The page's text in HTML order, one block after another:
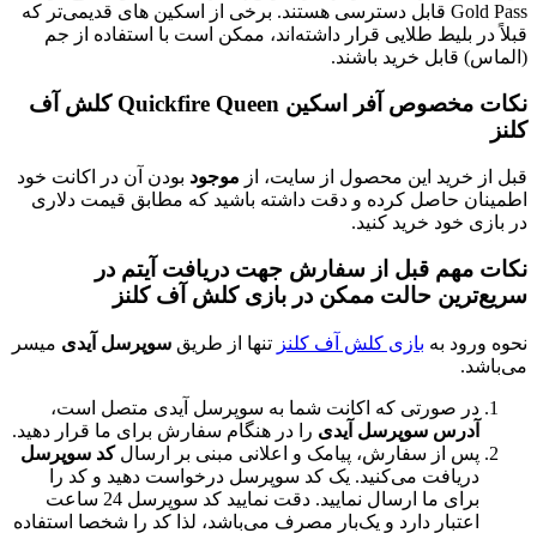
Gold Pass قابل دسترسی هستند. برخی از اسکین های قدیمی‌تر که
طلایی قرار داشته‌اند، ممکن است با استفاده از جم
خرید باشند.
نکات مخصوص آفر اسکین Quickfire Queen کلش آف
این محصول از سایت، ازموجود بودن آن در اکانت خود
حاصل کرده و دقت داشته باشید که مطابق قیمت دلاری
خرید کنید.
قبل از سفارش جهت دریافت آیتم در
حالت ممکن در بازی کلش آف کلنز
بهبازی کلش آف کلنز تنها از طریقسوپرسل آیدی میسر
صورتی که اکانت شما به سوپرسل آیدی متصل است،
سوپرسل آیدی را در هنگام سفارش برای ما قرار دهید.
از سفارش، پیامک و اعلانی مبنی بر ارسالکد سوپرسل
می‌کنید. یک کد سوپرسل درخواست دهید و کد را
برای ما ارسال نمایید. دقت نمایید کد سوپرسل 24 ساعت
دارد و یک‌بار مصرف می‌باشد، لذا کد را شخصا استفاده